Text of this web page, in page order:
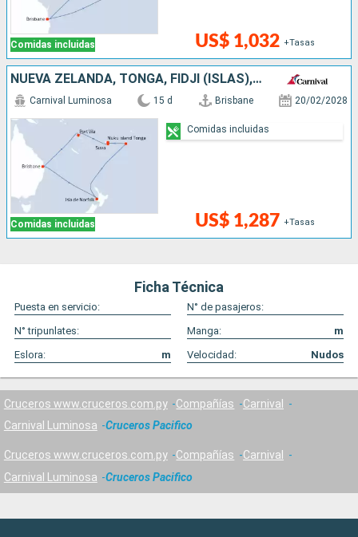
Comidas incluidas US$ 1,032 +Tasas
NUEVA ZELANDA, TONGA, FIDJI (ISLAS), VANUATU, AUSTRALIA
Comidas incluidas
Carnival Luminosa 15 d Brisbane 20/02/2028
US$ 1,287 +Tasas
Comidas incluidas
Ficha Técnica
Puesta en servicio:
N° de pasajeros:
N° tripunlates:
Manga:
m
Eslora:
m Velocidad: Nudos
Cruceros www.cruceros.com.py Compañías
Carnival
Carnival Luminosa
Cruceros Pacifico
Cruceros www.cruceros.com.py Compañías
Carnival
Carnival Luminosa
Cruceros Pacifico